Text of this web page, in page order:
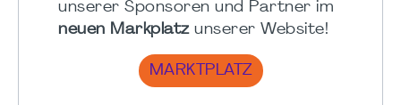
unserer Sponsoren und Partner im
neuen Markplatzunserer Website!
MARKTPLATZ